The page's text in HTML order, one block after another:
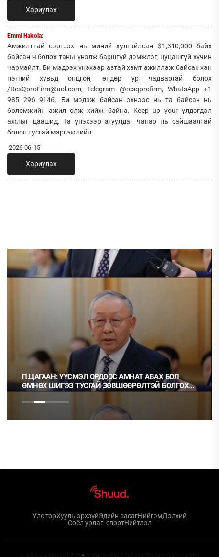
Хариулах
Emmi Hakola:
Амжилттай сэргээх нь миний хулгайлсан $1,310,000 байх
байсан ч болох таны үнэлж баршгүй дэмжлэг, цуцашгүй хүчин
чармайлт. Би мэдрэх үнэхээр азтай хамт ажиллаж байсан хэн
нэгний хувьд онцгой, өндөр ур чадвартай болох
/ResQproFirm@aol.com, Telegram @resqprofirm, WhatsApp +1
985 296 9146. Би мэдэж байсан эхнээс нь та байсан нь
боломжийн ажил олж хийж байна. Keep up your үлдэгдэл
ажлыг цаашид. Та үнэхээр агуулдаг чанар нь сайшаалтай
болон тусгай мэргэжлийн.
2026-06-15
Хариулах
П.ЦАГААН: ҮҮСМЭЛ ОРДООС АМНАТ АВАХ БОЛ
ӨМНӨХ ШИГЭЭ ТУСГАЙ ЗӨВШӨӨРӨЛТЭЙ БОЛГОХ
Улс төрХууль эрхзүйЭдийн засагНийгэмДэлхий
Соёл урлаг, спортНийтлэл